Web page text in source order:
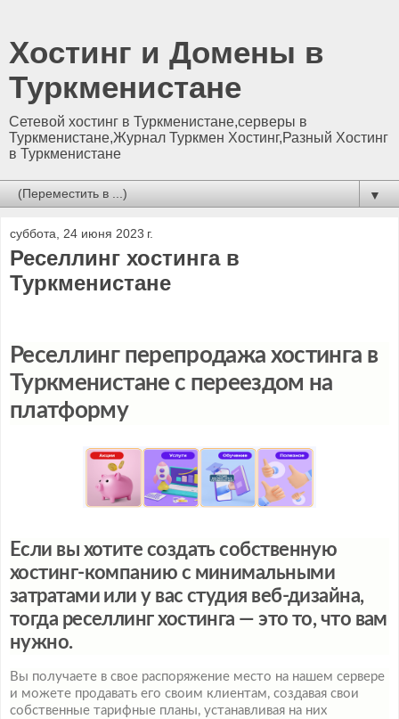
Хостинг и Домены в
Туркменистане
Сетевой хостинг в Туркменистане,серверы в
Туркменистане,Журнал Туркмен Хостинг,Разный Хостинг
в Туркменистане
▼
суббота, 24 июня 2023 г.
Реселлинг хостинга в
Туркменистане
Реселлинг перепродажа хостинга в
Туркменистане с переездом на
платформу
Если вы хотите создать собственную
хостинг-компанию с минимальными
затратами или у вас студия веб-дизайна,
тогда реселлинг хостинга — это то, что вам
нужно.
Вы получаете в свое распоряжение место на нашем сервере
и можете продавать его своим клиентам, создавая свои
собственные тарифные планы, устанавливая на них